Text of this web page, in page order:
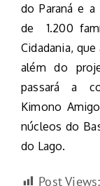
do Paraná e
de 1.200
Cidadania,
além do
passará a
Kimono
núcleos do
do Lago.
Post Views: